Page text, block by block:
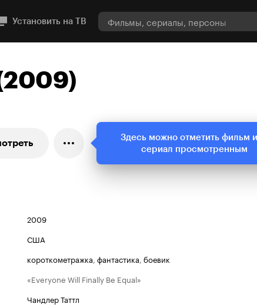
Установить на ТВ
2009
США
короткометражка, фантастика, боевик
«Everyone Will Finally Be Equal»
Чандлер Таттл
Здесь можно отметить фильм
сериал просмотренным